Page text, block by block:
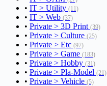
• IT > Utility (11)
• IT > Web (37)
• Private > 3D Print (39)
• Private > Culture (25)
• Private > Etc (97)
• Private > Game (183)
• Private > Hobby (31)
• Private > Pla-Model (21)
• Private > Vehicle (5)